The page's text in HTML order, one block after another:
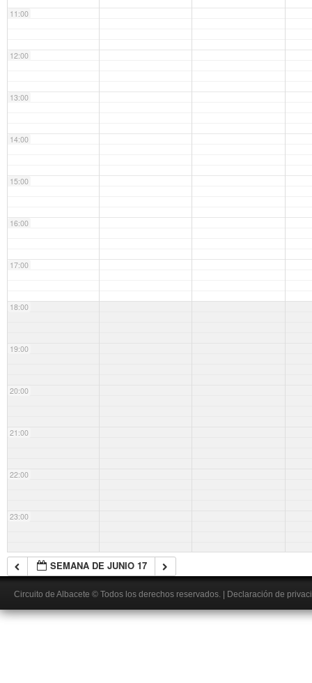
11:00
12:00
13:00
14:00
15:00
16:00
17:00
18:00
19:00
20:00
21:00
22:00
23:00
SEMANA DE JUNIO 17
Circuito de Albacete © Todos los derechos reservados. Declaración de